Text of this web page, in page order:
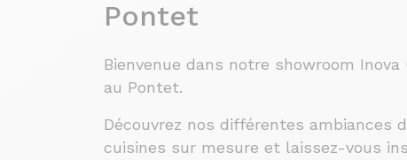
Pontet
Bienvenue dans notre showroom Inova
au Pontet.
Découvrez nos différentes ambiances
cuisines sur mesure et laissez-vous